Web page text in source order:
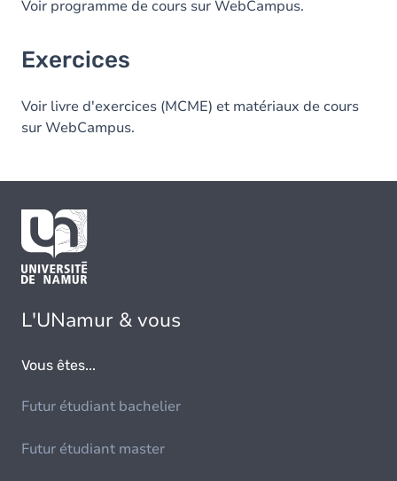
Voir programme de cours sur WebCampus.
Exercices
Voir livre d'exercices (MCME) et matériaux de cours
sur WebCampus.
L'UNamur & vous
Vous êtes...
Futur étudiant bachelier
Futur étudiant master